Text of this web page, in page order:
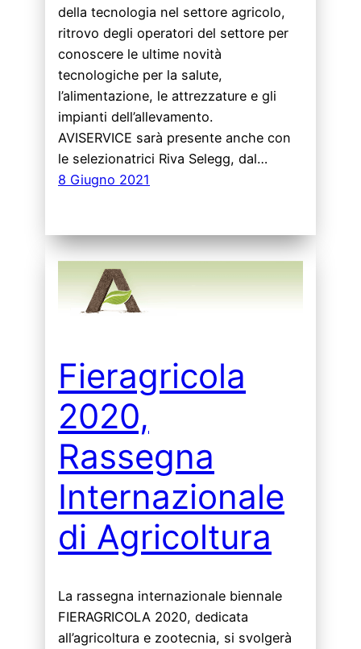
della tecnologia nel settore agricolo,
ritrovo degli operatori del settore per
conoscere le ultime novità
tecnologiche per la salute,
l’alimentazione, le attrezzature e gli
impianti dell’allevamento.
AVISERVICE sarà presente anche con
le selezionatrici Riva Selegg, dal…
8 Giugno 2021
Fieragricola
2020,
Rassegna
Internazionale
di Agricoltura
La rassegna internazionale biennale
FIERAGRICOLA 2020, dedicata
all’agricoltura e zootecnia, si svolgerà